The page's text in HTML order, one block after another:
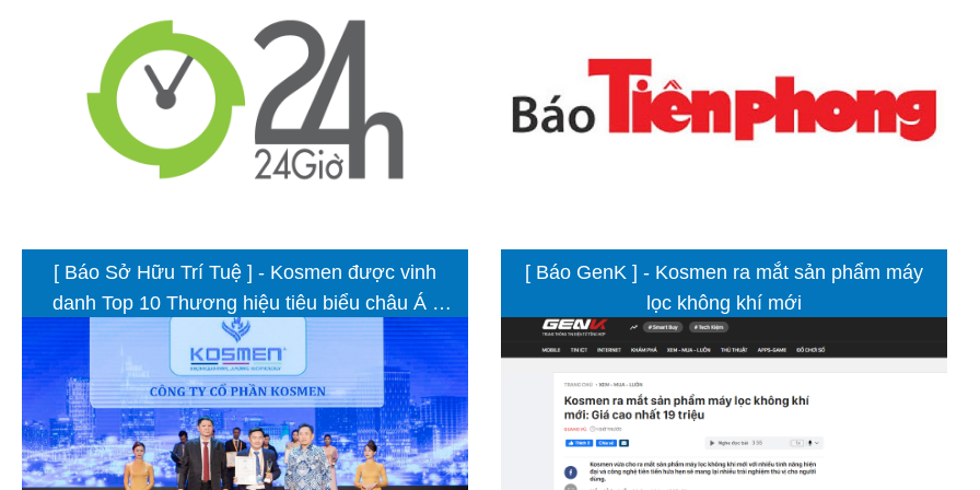
[ Báo Sở Hữu Trí Tuệ ] - Kosmen được vinh
danh Top 10 Thương hiệu tiêu biểu châu Á -
Thái Bình Dương 2023
[ Báo GenK ] - Kosmen ra mắt sản phẩm máy
lọc không khí mới